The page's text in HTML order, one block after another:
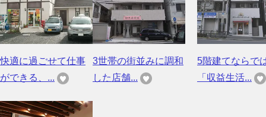
快適に過ごせて仕事
ができる、...
3世帯の街並みに調和
した店舗...
5階建てならで
「収益生活...